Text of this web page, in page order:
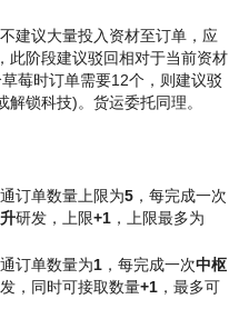
建议大量投入资材至订单，应
此阶段建议驳回相对于当前资材
莓时订单需要12个，则建议驳
锁科技)。货运委托同理。
订单数量上限为5 ，每完成一次
研发，上限+1 ，上限最多为
订单数量为1 ，每完成一次中枢
，同时可接取数量+1 ，最多可